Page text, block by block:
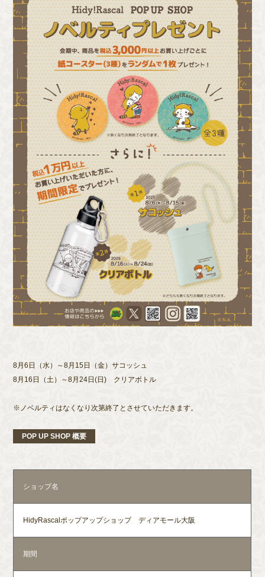
8月6日（水）～8月15日（金）サコッシュ
8月16日（土）～8月24日(日) クリアボトル
※ノベルティはなくなり次第終了とさせていただきます。
POP UP SHOP 概要
ショップ名
HidyRascalポップアップショップ ディアモール大阪
期間